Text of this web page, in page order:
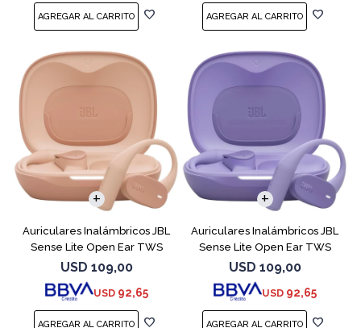
Auriculares Inalámbricos JBL
Sense Lite Open Ear TWS
Beige
USD 109,00
USD 92,65
Auriculares Inalámbricos JBL
Sense Lite Open Ear TWS
Purple
USD 109,00
USD 92,65